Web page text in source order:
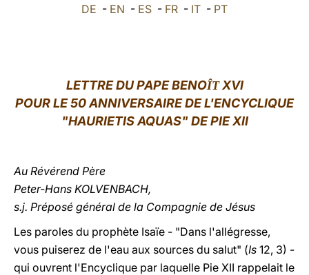
العربيّة DE - EN - ES - FR - IT - PT
LETTRE DUPAPE BENOÎTXVI
POUR LE 50 ANNIVERSAIRE DE L'ENCYCLIQUE
"HAURIETIS AQUAS" DE PIE XII
Au Révérend Père
Peter-Hans KOLVENBACH,
s.j. Préposé général de la Compagnie de Jésus
Les paroles du prophète Isaïe - "Dans l'allégresse,
vous puiserez de l'eau aux sources du salut" (Is 12, 3) -
qui ouvrent l'Encyclique par laquelle Pie XII rappelait le